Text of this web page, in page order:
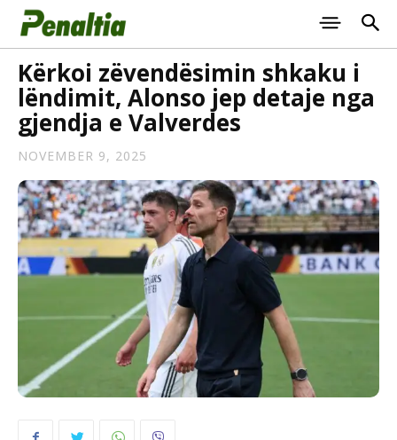
Kërkoi zëvendësimin shkaku i
lëndimit, Alonso jep detaje nga
gjendja e Valverdes
NOVEMBER 9, 2025